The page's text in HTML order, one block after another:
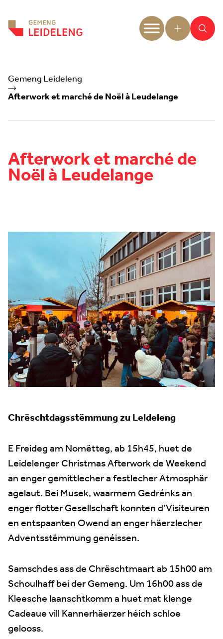
Gemeng Leideleng
Afterwork et marché de Noël à Leudelange
Afterwork et marché de
Noël à Leudelange
Chrëschtdagsstëmmung zu Leideleng
E Freideg am Nomëtteg, ab 15h45, huet de
Leidelenger Christmas Afterwork de Weekend
an enger gemittlecher a festlecher Atmosphär
agelaut. Bei Musek, waarmem Gedrénks an
enger flotter Gesellschaft konnten d’Visiteuren
en entspaanten Owend an enger häerzlecher
Adventsstëmmung genéissen.
Samschdes ass de Chrëschtmaart ab 15h00 am
Schoulhaff bei der Gemeng. Um 16h00 ass de
Kleesche laanschtkomm a huet mat klenge
Cadeaue vill Kannerhäerzer héich schloe
gelooss.